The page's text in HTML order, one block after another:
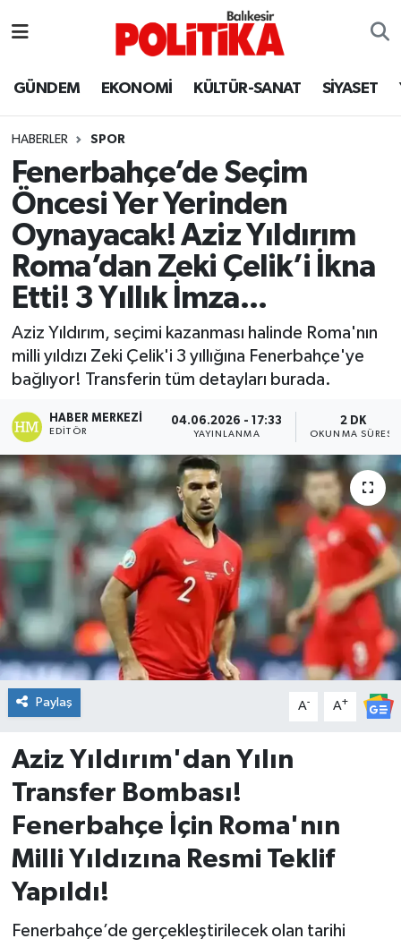
GÜNDEM EKONOMİ KÜLTÜR-SANAT SİYASET
HABERLER SPOR
Fenerbahçe’de Seçim
Öncesi Yer Yerinden
Oynayacak! Aziz Yıldırım
Roma’dan Zeki Çelik’i İkna
Etti! 3 Yıllık İmza...
Aziz Yıldırım, seçimi kazanması halinde Roma'nın
milli yıldızı Zeki Çelik'i 3 yıllığına Fenerbahçe'ye
bağlıyor! Transferin tüm detayları burada.
HABER MERKEZI
EDITÖR
04.06.2026 - 17:33
YAYINLANMA
2 DK
OKUNMA SÜRESI
Paylaş A- A+
Aziz Yıldırım'dan Yılın
Transfer Bombası!
Fenerbahçe İçin Roma'nın
Milli Yıldızına Resmi Teklif
Yapıldı!
Fenerbahçe’de gerçekleştirilecek olan tarihi
Ayvalık
Bandırma
Bigadiç
BİYOGRAFİLER
Burhaniye
ÇEVRE
DÜNYA
Dursunbey
Edremit
EĞİTİM
EKONOMİ
Erdek
Gömeç
Gönen
Havran
KENT GÜNDEMİ
Kepsut
Balıkesir Hava Durumu
Balıkesir Namaz Vakitleri
Balıkesir Trafik Yoğunluk Haritası
Süper Lig Puan Durumu ve Fikstür
Tüm Manşetler
Son Dakika Haberleri
Haber Arşivi